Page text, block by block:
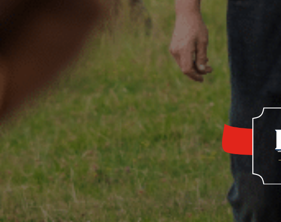
ACCUEIL
130 ANS
ÉCHIRÉ
Notre histoire
NOS PRODUITS
D’EXCELLENCE
Beurrerie Échiré
LE BEURRE